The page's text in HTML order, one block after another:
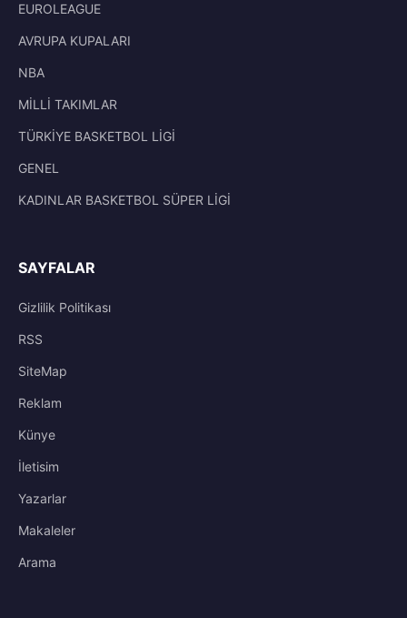
EUROLEAGUE
AVRUPA KUPALARI
NBA
MİLLİ TAKIMLAR
TÜRKİYE BASKETBOL LİGİ
GENEL
KADINLAR BASKETBOL SÜPER LİGİ
SAYFALAR
Gizlilik Politikası
RSS
SiteMap
Reklam
Künye
İletisim
Yazarlar
Makaleler
Arama